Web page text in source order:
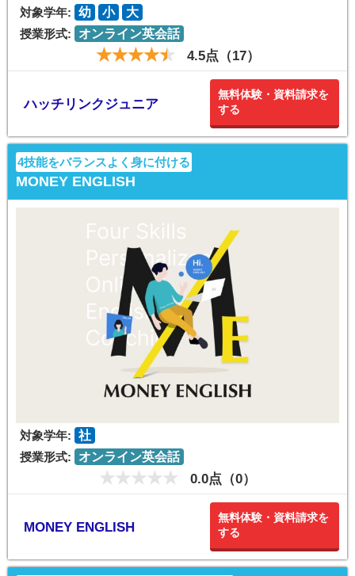
対象学年: 幼 小
大
授業形式:
オンライン英会話
4.5点（17）
ハッチリンクジュニア
無料体験・資料請求を
する
4技能をバランスよく身に付ける
MONEY ENGLISH
対象学年: 社
授業形式:
オンライン英会話
0.0点（0）
MONEY ENGLISH
無料体験・資料請求を
する